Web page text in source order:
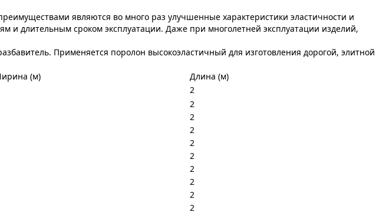
являются во много раз улучшенные характеристики эластичности и
и длительным сроком эксплуатации. Даже при многолетней эксплуатации изделий,
Применяется поролон высокоэластичный для изготовления дорогой, элитной
(м)
Длина (м)
2
2
2
2
2
2
2
2
2
2